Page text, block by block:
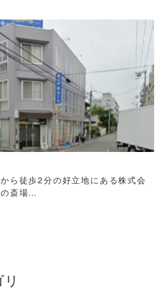
ら徒歩2分の好立地にある株式会
斎場…